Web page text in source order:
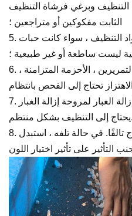
التنظيف وبرغي فرشاة التنظيف
الثابت مفكوكين أو متراجعين ؛
5. تحقق بانتظام من مصابيح مواد التنظيف ، سواء كانت حبات
ليست ساطعة أو غير طبيعية ؛
6. حزام الجنزير والفرشاة ذات التمريرين ، الأحزمة المتزامنة ،
7. الغبار المتبقي في خرطوم إزالة الغبار لمروحة إزالة الغبار
يحتاج إلى التنظيف بشكل منتظم.
8. افحص بانتظام ما إذا كان الزجاج تالفًا. في حالة تلفه ، استبدل